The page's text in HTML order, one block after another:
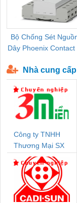
Bộ Chống Sét
Dây Phoenix Contact
Nhà cung
Công ty TNHH
Thương Mại SX
Ba Miền